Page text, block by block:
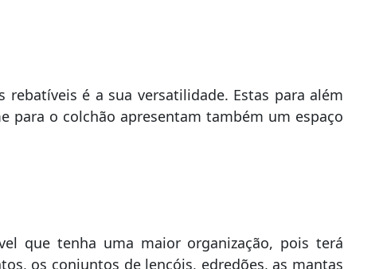
rebatíveis é a sua versatilidade. Estas para além
para o colchão apresentam também um espaço
que tenha uma maior organização, pois terá
os conjuntos de lençóis, edredões, as mantas